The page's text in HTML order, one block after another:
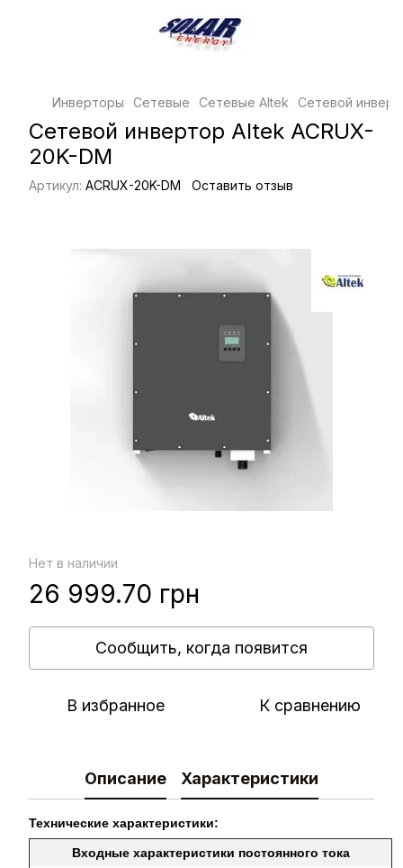
Инверторы Сетевые Сетевые Altek Сетевой
Сетевой инвертор Altek ACRUX-
20K-DM
Артикул: ACRUX-20K-DM Оставить отзыв
Нет в наличии
26 999.70 грн
Сообщить, когда появится
В избранное К сравнению
Описание Характеристики
Технические характеристики:
Входные характеристики постоянного тока